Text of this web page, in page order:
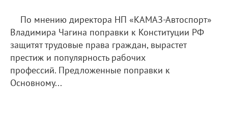
По мнению директора НП «КАМАЗ-Автоспорт»
Владимира Чагина поправки к Конституции РФ
защитят трудовые права граждан, вырастет
престиж и популярность рабочих
профессий. Предложенные поправки к
Основному...